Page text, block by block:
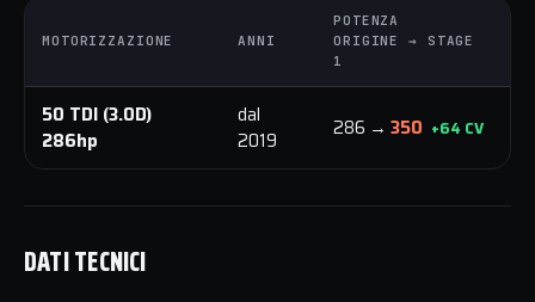
MOTORIZZAZIONE ANNI
POTENZA
ORIGINE → STAGE
1
50 TDI (3.0D)
286hp
dal
2019
286 → 350 +64 CV
DATI TECNICI